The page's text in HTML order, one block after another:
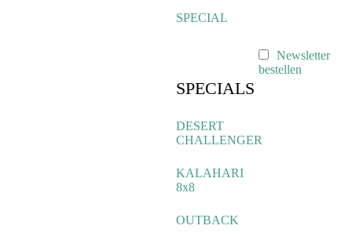
SPECIAL
SPECIALS
DESERT
CHALLENGER
KALAHARI
8x8
OUTBACK
Newsletter
bestellen